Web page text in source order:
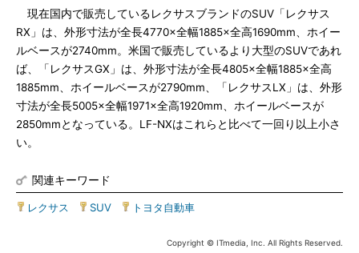
現在国内で販売しているレクサスブランドのSUV「レクサス
RX」は、外形寸法が全長4770×全幅1885×全高1690mm、ホイー
ルベースが2740mm。米国で販売しているより大型のSUVであれ
ば、「レクサスGX」は、外形寸法が全長4805×全幅1885×全高
1885mm、ホイールベースが2790mm、「レクサスLX」は、外形
寸法が全長5005×全幅1971×全高1920mm、ホイールベースが
2850mmとなっている。LF-NXはこれらと比べて一回り以上小さ
い。
関連キーワード
レクサス SUV トヨタ自動車
Copyright © ITmedia, Inc. All Rights Reserved.